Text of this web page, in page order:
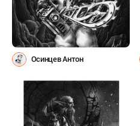
Осинцев Антон